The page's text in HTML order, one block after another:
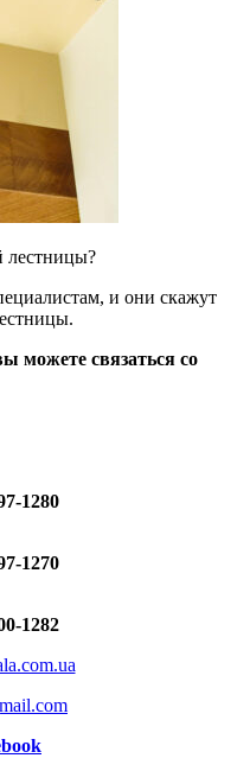
лестницы?
и они скажут
можете связаться со
1280
1270
1282